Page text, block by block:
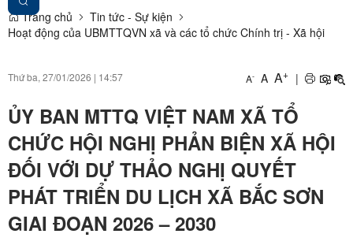
Trang chủ
Tin tức - Sự kiện
Hoạt động của UBMTTQVN xã và các tổ chức Chính trị - Xã hội
Thứ ba, 27/01/2026 | 14:57 A- A A+ |
ỦY BAN MTTQ VIỆT NAM XÃ TỔ
CHỨC HỘI NGHỊ PHẢN BIỆN XÃ HỘI
ĐỐI VỚI DỰ THẢO NGHỊ QUYẾT
PHÁT TRIỂN DU LỊCH XÃ BẮC SƠN
GIAI ĐOẠN 2026 – 2030